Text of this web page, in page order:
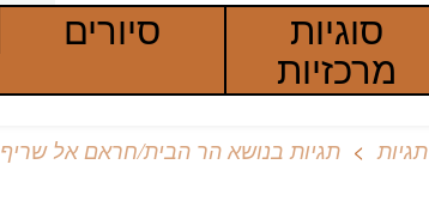
סוגיות
מרכזיות
סיורים
תגיות תגיות בנושא הר הבית/חראם אל שריף